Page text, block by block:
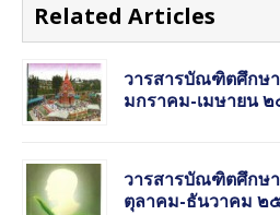
Related Articles
วารสารบัณฑิตศึกษ
มกราคม-เมษายน
วารสารบัณฑิตศึกษ
ตุลาคม-ธันวาคม ๒